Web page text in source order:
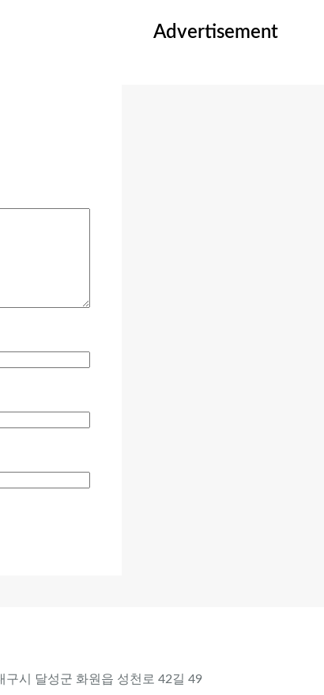
Advertisement
시 달성군 화원읍 성천로 42길 49